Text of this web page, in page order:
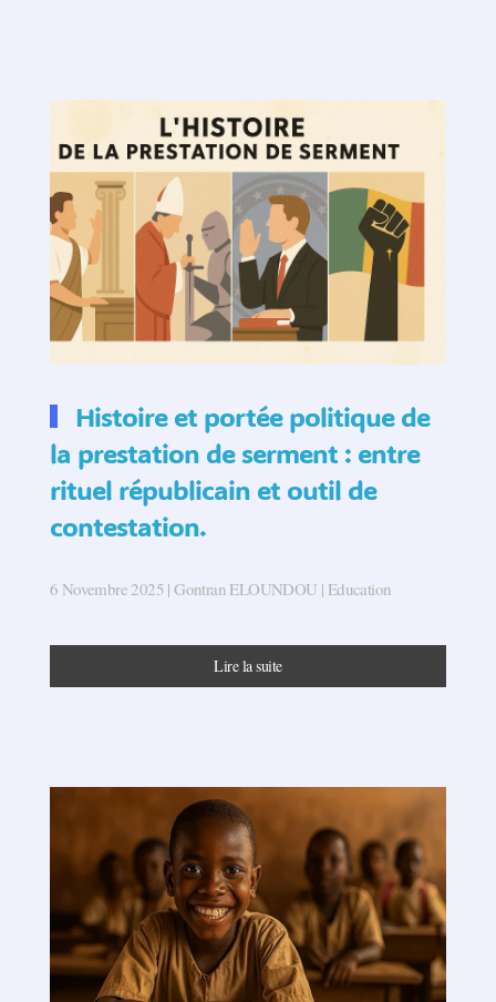
Histoire et portée politique de
la prestation de serment : entre
rituel républicain et outil de
contestation.
6 Novembre 2025 | Gontran ELOUNDOU | Education
Lire la suite